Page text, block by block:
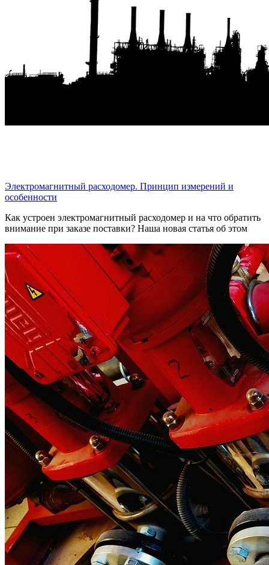
Электромагнитный расходомер. Принцип измерений и
особенности
Как устроен электромагнитный расходомер и на что обратить
внимание при заказе поставки? Наша новая статья об этом